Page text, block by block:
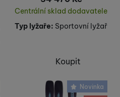
Centrální sklad dodavatele
Typ lyžaře: Sportovní lyžař
Koupit
Novinka